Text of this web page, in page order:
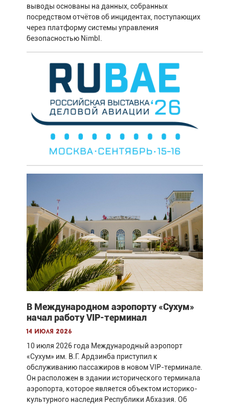
выводы основаны на данных, собранных
посредством отчётов об инцидентах, поступающих
через платформу системы управления
безопасностью Nimbl.
В Международном аэропорту «Сухум»
начал работу VIP-терминал
14 июля 2026
10 июля 2026 года Международный аэропорт
«Сухум» им. В.Г. Ардзинба приступил к
обслуживанию пассажиров в новом VIP-терминале.
Он расположен в здании исторического терминала
аэропорта, которое является объектом историко-
культурного наследия Республики Абхазия. Об